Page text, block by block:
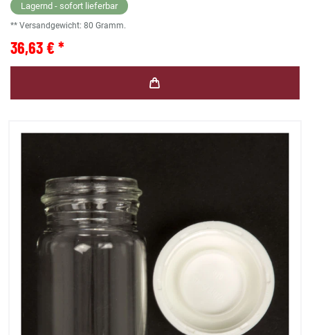
Lagernd - sofort lieferbar
** Versandgewicht: 80 Gramm.
36,63 € *